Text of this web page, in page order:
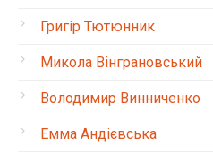
Григір Тютюнник
Микола Вінграновський
Володимир Винниченко
Емма Андієвська